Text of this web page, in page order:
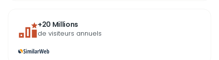
+20 Millions
de visiteurs annuels